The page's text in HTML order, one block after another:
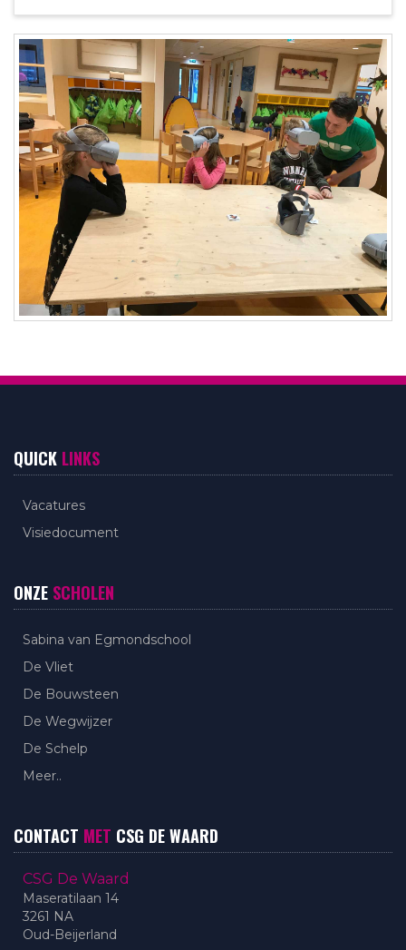
QUICK LINKS
Vacatures
Visiedocument
ONZE SCHOLEN
Sabina van Egmondschool
De Vliet
De Bouwsteen
De Wegwijzer
De Schelp
Meer..
CONTACT MET CSG DE WAARD
CSG De Waard
Maseratilaan 14
3261 NA
Oud-Beijerland